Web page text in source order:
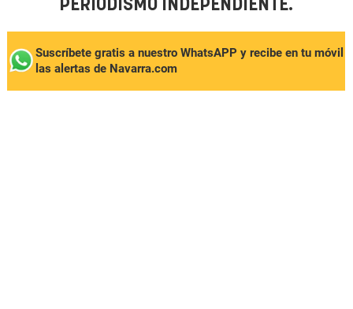
PERIODISMO INDEPENDIENTE.
Suscríbete gratis a nuestro WhatsAPP y recibe en tu móvil
las alertas de Navarra.com